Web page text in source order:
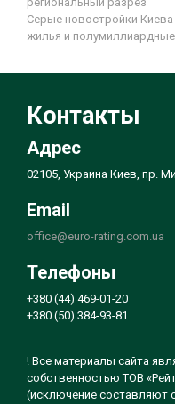
Серые новостройки
жилья и
Контакты
Адрес
02105, Украина Киев, пр.
Email
office@euro-rating.com.ua
Телефоны
+380 (44) 469-01-20
+380 (50) 384-93-81
! Все материалы сайта
собственностью ТОВ
(исключение составляют